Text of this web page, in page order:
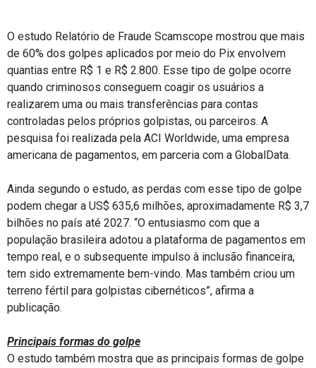
O estudo Relatório de Fraude Scamscope mostrou que mais
de 60% dos golpes aplicados por meio do Pix envolvem
quantias entre R$ 1 e R$ 2.800. Esse tipo de golpe ocorre
quando criminosos conseguem coagir os usuários a
realizarem uma ou mais transferências para contas
controladas pelos próprios golpistas, ou parceiros. A
pesquisa foi realizada pela ACI Worldwide, uma empresa
americana de pagamentos, em parceria com a GlobalData.
Ainda segundo o estudo, as perdas com esse tipo de golpe
podem chegar a US$ 635,6 milhões, aproximadamente R$ 3,7
bilhões no país até 2027. “O entusiasmo com que a
população brasileira adotou a plataforma de pagamentos em
tempo real, e o subsequente impulso à inclusão financeira,
tem sido extremamente bem-vindo. Mas também criou um
terreno fértil para golpistas cibernéticos”, afirma a
publicação.
Principais formas do golpe
O estudo também mostra que as principais formas de golpe